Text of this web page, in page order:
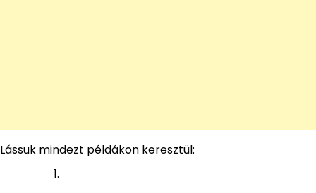
Lássuk mindezt példákon keresztül: